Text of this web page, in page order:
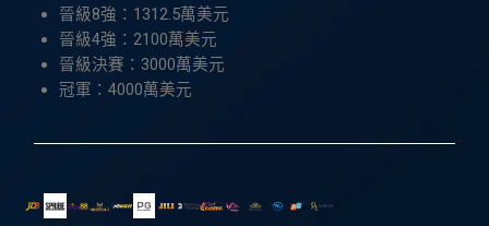
晉級8強：1312.5萬美元
晉級4強：2100萬美元
晉級決賽：3000萬美元
冠軍：4000萬美元